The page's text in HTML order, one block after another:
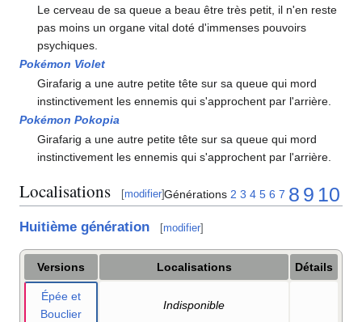
Le cerveau de sa queue a beau être très petit, il n'en reste
pas moins un organe vital doté d'immenses pouvoirs
psychiques.
Pokémon Violet
Girafarig a une autre petite tête sur sa queue qui mord
instinctivement les ennemis qui s'approchent par l'arrière.
Pokémon Pokopia
Girafarig a une autre petite tête sur sa queue qui mord
instinctivement les ennemis qui s'approchent par l'arrière.
Localisations [modifier]Générations 2 3 4 5 6 7 8 9 10
Huitième génération [modifier]
Versions Localisations Détails
Épée et
Bouclier
Indisponible